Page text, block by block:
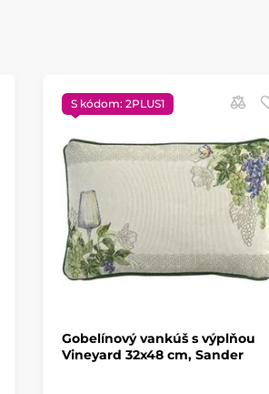
S kódom: 2PLUS1
Gobelínový vankúš s výplňou
Vineyard 32x48 cm, Sander